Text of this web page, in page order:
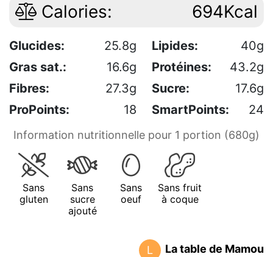
Calories: 694Kcal
Glucides: 25.8g Lipides:
40g
Gras sat.:
16.6g Protéines:
43.2g
Fibres:
27.3g Sucre:
17.6g
ProPoints:
18 SmartPoints: 24
Information nutritionnelle pour 1 portion (680g)
Sans
gluten
Sans
sucre
ajouté
Sans
oeuf
Sans fruit
à coque
L La table de Mamou